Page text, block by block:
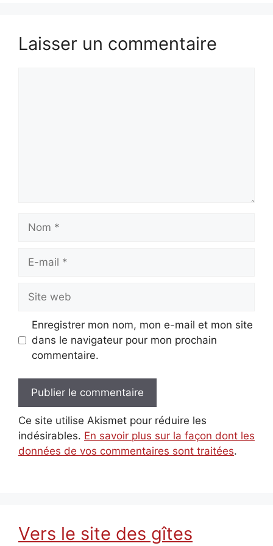
Laisser un commentaire
mail
web
Enregistrer mon nom, mon e-mail et mon site
dans le navigateur pour mon prochain
commentaire.
Ce site utilise Akismet pour réduire les
indésirables. En savoir plus sur la façon dont les
données de vos commentaires sont traitées.
Vers le site des gîtes